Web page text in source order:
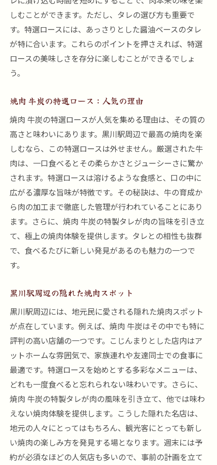
しむことができます。ただし、タレの選び方も重要で
す。特選ロースには、あっさりとした醤油ベースのタレ
が特に合います。これらのポイントを押さえれば、特選
ロースの美味しさを存分に楽しむことができるでしょ
う。
焼肉 牛炭の特選ロース：人気の理由
焼肉 牛炭の特選ロースが人気を集める理由は、その質の
高さと味わいにあります。黒川駅周辺で最高の焼肉を楽
しむなら、この特選ロースは外せません。厳選された牛
肉は、一口食べるとその柔らかさとジューシーさに驚か
されます。特選ロースは溶けるような食感と、口の中に
広がる濃厚な旨味が特徴です。その秘訣は、牛の育成か
ら肉の加工まで徹底した管理が行われていることにあり
ます。さらに、焼肉 牛炭の特製タレが肉の旨味を引き立
て、極上の焼肉体験を提供します。タレとの相性も抜群
で、食べるたびに新しい発見があるのも魅力の一つで
す。
黒川駅周辺の隠れた焼肉スポット
黒川駅周辺には、地元民に愛される隠れた焼肉スポット
が点在しています。例えば、焼肉 牛炭はその中でも特に
評判の高い店舗の一つです。こじんまりとした店内はア
ットホームな雰囲気で、家族連れや友達同士での食事に
最適です。特選ロースを始めとする多彩なメニューは、
どれも一度食べると忘れられない味わいです。さらに、
焼肉 牛炭の特製タレが肉の風味を引き立て、他では味わ
えない焼肉体験を提供します。こうした隠れた名店は、
地元の人々にとってはもちろん、観光客にとっても新し
い焼肉の楽しみ方を発見する場となります。週末には予
約が必須なほどの人気店も多いので、事前の計画を立て